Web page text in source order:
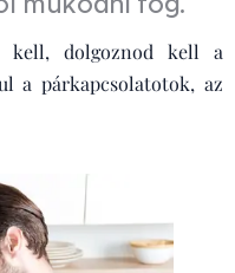
kell, dolgoznod kell a
a párkapcsolatotok, az